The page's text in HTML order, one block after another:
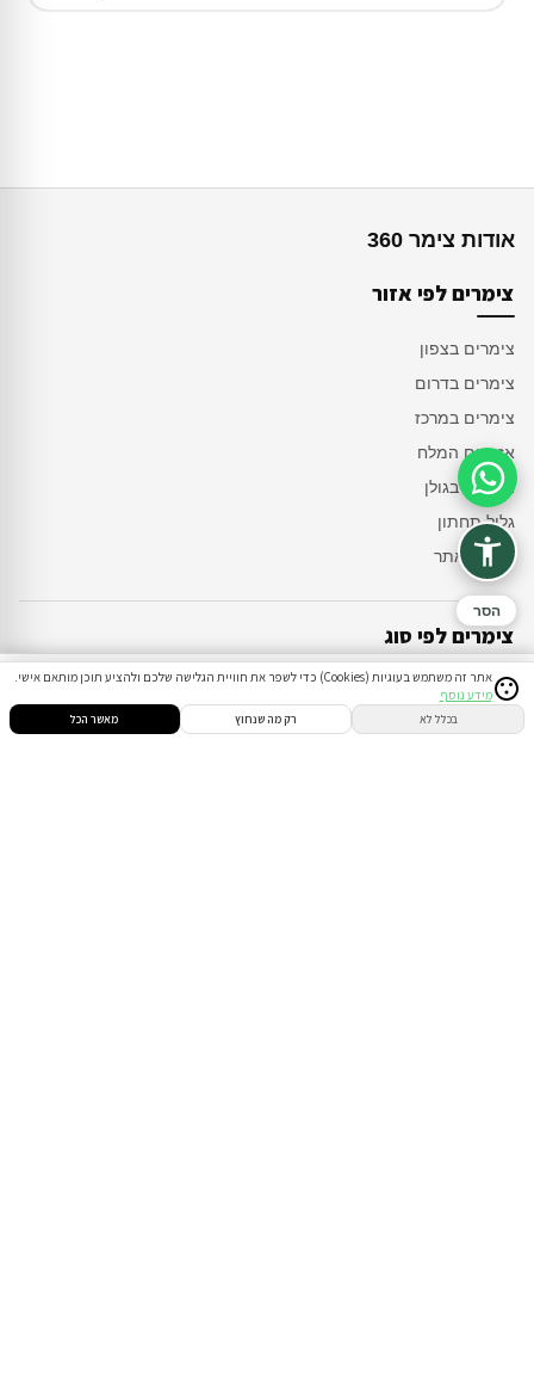
הזמנות הודעות התחבר
אודות צימר 360
צימרים לפי אזור
צימרים בצפון
צימרים בדרום
צימרים במרכז
אזור ים המלח
צימרים בגולן
גליל תחתון
מפת האתר
צימרים לפי סוג
בקתות
אתר זה משתמש בעוגיות (Cookies) כדי לשפר את חוויית הגלישה שלכם ולהציע תוכן מותאם אישי.
מידע נוסף
בכלל לא רק מה שנחוץ מאשר הכל
סיוע בהזמנה
הסר